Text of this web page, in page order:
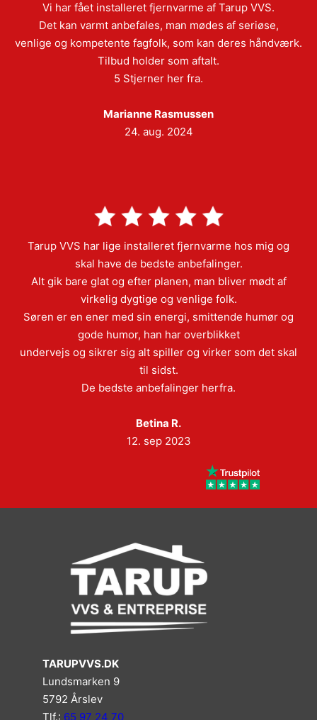
Vi har fået installeret fjernvarme af Tarup VVS.
Det kan varmt anbefales, man mødes af seriøse,
venlige og kompetente fagfolk, som kan deres håndværk.
Tilbud holder som aftalt.
5 Stjerner her fra.
Marianne Rasmussen
24. aug. 2024
Tarup VVS har lige installeret fjernvarme hos mig og
skal have de bedste anbefalinger.
Alt gik bare glat og efter planen, man bliver mødt af
virkelig dygtige og venlige folk.
Søren er en ener med sin energi, smittende humør og
gode humor, han har overblikket
undervejs og sikrer sig alt spiller og virker som det skal
til sidst.
De bedste anbefalinger herfra.
Betina R.
12. sep 2023
TARUPVVS.DK
Lundsmarken 9
5792 Årslev
Tlf.: 65 97 24 70